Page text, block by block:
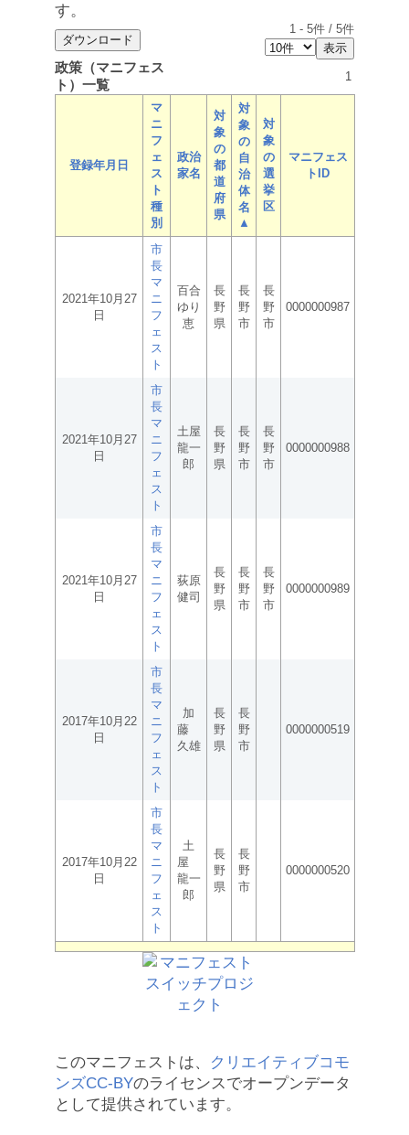
す。
1 - 5件 / 5件
政策（マニフェス
ト）一覧
1
登録年月日
マ
ニ
フ
ェ
ス
ト
種
別
政治
家名
対
象
の
都
道
府
県
対
象
の
自
治
体
名
▲
対
象
の
選
挙
区
マニフェス
トID
2021年10月27
日
市
長
マ
ニ
フ
ェ
ス
ト
百合
ゆり
恵
長
野
県
長
野
市
長
野
市
0000000987
2021年10月27
日
市
長
マ
ニ
フ
ェ
ス
ト
土屋
龍一
郎
長
野
県
長
野
市
長
野
市
0000000988
2021年10月27
日
市
長
マ
ニ
フ
ェ
ス
ト
荻原
健司
長
野
県
長
野
市
長
野
市
0000000989
2017年10月22
日
市
長
マ
ニ
フ
ェ
ス
ト
加
藤
久雄
長
野
県
長
野
市
0000000519
2017年10月22
日
市
長
マ
ニ
フ
ェ
ス
ト
土
屋
龍一
郎
長
野
県
長
野
市
0000000520
このマニフェストは、
クリエイティブコモ
ンズCC-BYのライセンスでオープンデータ
として提供されています。